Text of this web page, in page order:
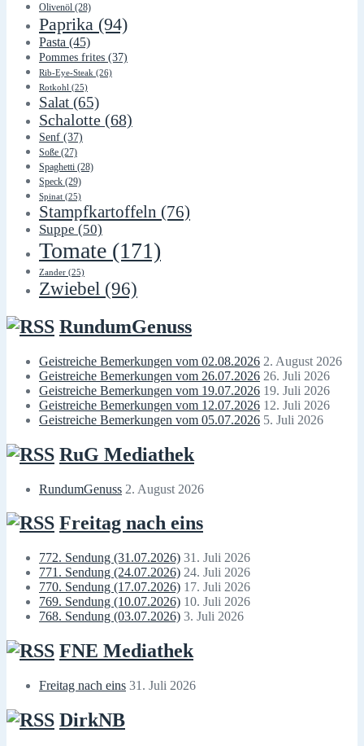
Olivenöl (28)
Paprika (94)
Pasta (45)
Pommes frites (37)
Rib-Eye-Steak (26)
Rotkohl (25)
Salat (65)
Schalotte (68)
Senf (37)
Soße (27)
Spaghetti (28)
Speck (29)
Spinat (25)
Stampfkartoffeln (76)
Suppe (50)
Tomate (171)
Zander (25)
Zwiebel (96)
RundumGenuss
Geistreiche Bemerkungen vom 02.08.2026 2. August 2026
Geistreiche Bemerkungen vom 26.07.2026 26. Juli 2026
Geistreiche Bemerkungen vom 19.07.2026 19. Juli 2026
Geistreiche Bemerkungen vom 12.07.2026 12. Juli 2026
Geistreiche Bemerkungen vom 05.07.2026 5. Juli 2026
RuG Mediathek
RundumGenuss 2. August 2026
Freitag nach eins
772. Sendung (31.07.2026) 31. Juli 2026
771. Sendung (24.07.2026) 24. Juli 2026
770. Sendung (17.07.2026) 17. Juli 2026
769. Sendung (10.07.2026) 10. Juli 2026
768. Sendung (03.07.2026) 3. Juli 2026
FNE Mediathek
Freitag nach eins 31. Juli 2026
DirkNB